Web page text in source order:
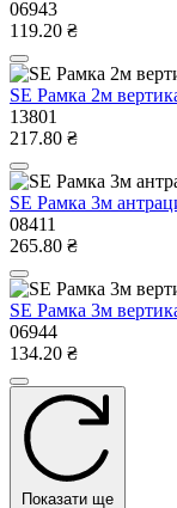
06943
119.20 ₴
SE Рамка 2м
13801
217.80 ₴
SE Рамка 3м
08411
265.80 ₴
SE Рамка 3м
06944
134.20 ₴
Показати ще